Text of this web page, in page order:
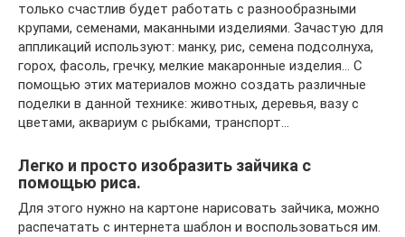
только счастлив будет работать с разнообразными
крупами, семенами, маканными изделиями. Зачастую для
аппликаций используют: манку, рис, семена подсолнуха,
горох, фасоль, гречку, мелкие макаронные изделия… С
помощью этих материалов можно создать различные
поделки в данной технике: животных, деревья, вазу с
цветами, аквариум с рыбками, транспорт…
Легко и просто изобразить зайчика с
помощью риса.
Для этого нужно на картоне нарисовать зайчика, можно
распечатать с интернета шаблон и воспользоваться им.